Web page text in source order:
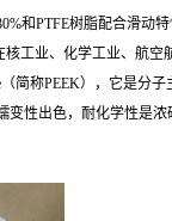
和PTFE树脂配合滑动
工业、化学工业、航
（简称PEEK），它是
变性出色，耐化学性是